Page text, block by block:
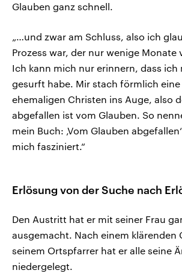
Glauben ganz schnell.
„…und zwar am Schluss, also ich
Prozess war, der nur wenige Monate
Ich kann mich nur erinnern, dass ich
gesurft habe. Mir stach förmlich eine
ehemaligen Christen ins Auge, also
abgefallen ist vom Glauben. So
mein Buch: ‚Vom Glauben
mich fasziniert.“
Erlösung von der Suche nach
Den Austritt hat er mit seiner Frau
ausgemacht. Nach einem klärenden
seinem Ortspfarrer hat er alle seine
niedergelegt.